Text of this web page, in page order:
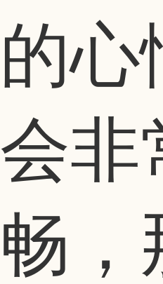
的心
会非
畅，